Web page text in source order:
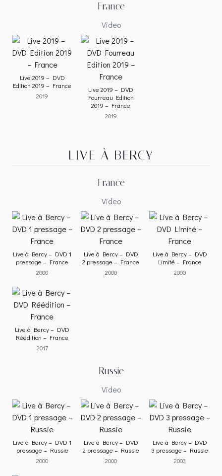
France
Video
Live 2019 – DVD
Edition 2019 – France
2019
Live 2019 – DVD
Fourreau Edition
2019 – France
2019
LIVE À BERCY
France
Video
Live à Bercy – DVD 1
pressage – France
2000
Live à Bercy – DVD
2 pressage – France
2000
Live à Bercy – DVD
Limité – France
2000
Live à Bercy – DVD
Réédition – France
2017
Russie
Video
Live à Bercy – DVD 1
pressage – Russie
2000
Live à Bercy – DVD
2 pressage – Russie
2000
Live à Bercy – DVD
3 pressage – Russie
2003